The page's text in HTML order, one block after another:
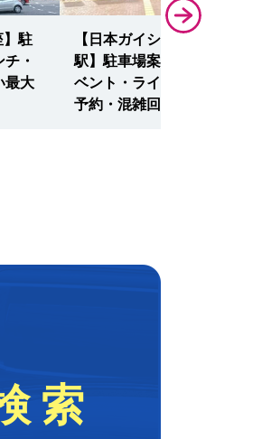
】駐
・
最大
【日本ガイシホール・笠寺
駅】駐車場案内の決定版！イ
ベント・ライブに安い料金・
予約・混雑回避はここ！
索